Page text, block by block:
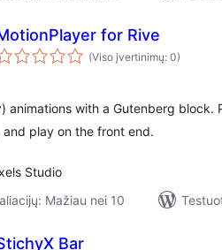
for Rive
(Viso įvertinimų: 0)
animations with a Gutenberg block.
and play on the front end.
Studio
Mažiau nei 10
Bar